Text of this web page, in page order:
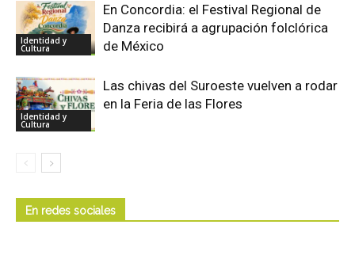
Identidad y
Cultura
En Concordia: el Festival Regional de
Danza recibirá a agrupación folclórica
de México
Identidad y
Cultura
Las chivas del Suroeste vuelven a rodar
en la Feria de las Flores
En redes sociales